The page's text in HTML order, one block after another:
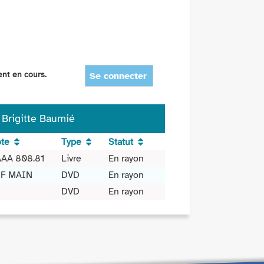
en cours. Se connecter
Baumié
Type
Statut
808.81 Livre
En rayon
MAIN DVD
En rayon
DVD En rayon